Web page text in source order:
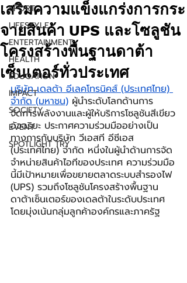
SPORT
LIFESTYLE
ENTERTAINMENT
HEALTH
EDUCATION
IMPACT
SOCIETY
EVENT
SPOTLIGHT TRY
เสริมความแข็งแกร่งการกระ
จายสินค้า UPS และโซลูชัน
โครงสร้างพื้นฐานดาต้า
เซ็นเตอร์ทั่วประเทศ
บริษัท เดลต้า อีเลคโทรนิคส์ (ประเทศไทย)
จำกัด (มหาชน) ผู้นำระดับโลกด้านการ
จัดการพลังงานและผู้ให้บริการโซลูชันสีเขียว
อัจฉริยะ ประกาศความร่วมมืออย่างเป็น
ทางการกับบริษัท วีเอสที อีซีเอส
(ประเทศไทย) จำกัด หนึ่งในผู้นำด้านการจัด
จำหน่ายสินค้าไอทีของประเทศ ความร่วมมือ
นี้มีเป้าหมายเพื่อขยายตลาดระบบสำรองไฟ
(UPS) รวมถึงโซลูชันโครงสร้างพื้นฐาน
ดาต้าเซ็นเตอร์ของเดลต้าในระดับประเทศ
โดยมุ่งเน้นกลุ่มลูกค้าองค์กรและภาครัฐ